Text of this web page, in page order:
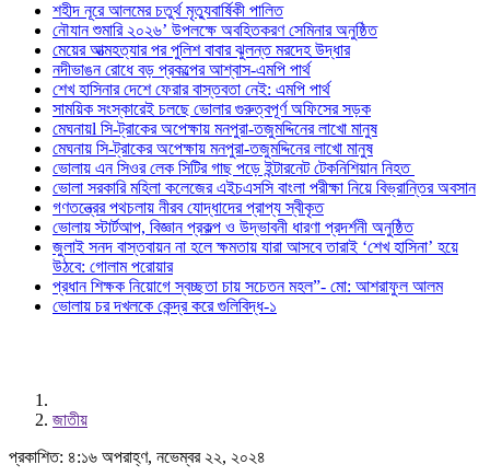
শহীদ নূরে আলমের চতুর্থ মৃত্যুবার্ষিকী পালিত
নৌযান শুমারি ২০২৬’ উপলক্ষে অবহিতকরণ সেমিনার অনুষ্ঠিত
মেয়ের আত্মহত্যার পর পুলিশ বাবার ঝুলন্ত মরদেহ উদ্ধার
নদীভাঙন রোধে বড় প্রকল্পের আশ্বাস-এমপি পার্থ
শেখ হাসিনার দেশে ফেরার বাস্তবতা নেই: এমপি পার্থ
সাময়িক সংস্কারেই চলছে ভোলার গুরুত্বপূর্ণ অফিসের সড়ক
মেঘনায়l সি-ট্রাকের অপেক্ষায় মনপুরা-তজুমদ্দিনের লাখো মানুষ
মেঘনায় সি-ট্রাকের অপেক্ষায় মনপুরা-তজুমদ্দিনের লাখো মানুষ
ভোলায় এন সিওর লেক সিটির গাছ পড়ে ইন্টারনেট টেকনিশিয়ান নিহত
ভোলা সরকারি মহিলা কলেজের এইচএসসি বাংলা পরীক্ষা নিয়ে বিভ্রান্তির অবসান
গণতন্ত্রের পথচলায় নীরব যোদ্ধাদের প্রাপ্য স্বীকৃত
ভোলায় স্টার্টআপ, বিজ্ঞান প্রকল্প ও উদ্ভাবনী ধারণা প্রদর্শনী অনুষ্ঠিত
জুলাই সনদ বাস্তবায়ন না হলে ক্ষমতায় যারা আসবে তারাই ‘শেখ হাসিনা’ হয়ে
উঠবে: গোলাম পরোয়ার
প্রধান শিক্ষক নিয়োগে স্বচ্ছতা চায় সচেতন মহল”- মো: আশরাফুল আলম
ভোলায় চর দখলকে কেন্দ্র করে গুলিবিদ্ধ-১
জাতীয়
প্রকাশিত: ৪:১৬ অপরাহ্ণ, নভেম্বর ২২, ২০২৪